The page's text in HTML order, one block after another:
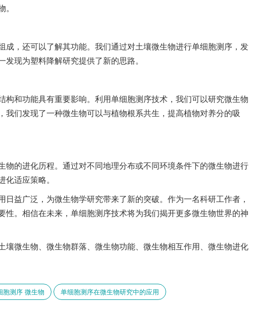
成，还可以了解其功能。我们通过对土壤微生物进行单细胞测序，发
现为塑料降解研究提供了新的思路。
构和功能具有重要影响。利用单细胞测序技术，我们可以研究微生物
我们发现了一种微生物可以与植物根系共生，提高植物对养分的吸
物的进化历程。通过对不同地理分布或不同环境条件下的微生物进行
适应策略。
益广泛，为微生物学研究带来了新的突破。作为一名科研工作者，
性。相信在未来，单细胞测序技术将为我们揭开更多微生物世界的神
壤微生物、微生物群落、微生物功能、微生物相互作用、微生物进化
胞测序 微生物 单细胞测序在微生物研究中的应用